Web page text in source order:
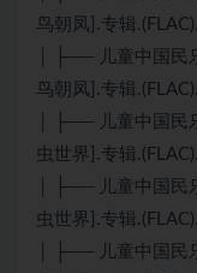
鸟朝凤].专辑
│ ├── 儿童中国民
鸟朝凤].专辑
│ ├── 儿童中国民
虫世界].专辑
│ ├── 儿童中国民
虫世界].专辑
│ ├── 儿童中国民